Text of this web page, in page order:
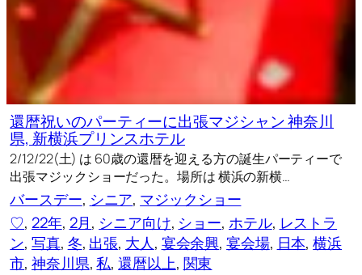
還暦祝いのパーティーに出張マジシャン 神奈川
県, 新横浜プリンスホテル
2/12/22(土) は 60歳の還暦を迎える方の誕生パーティーで
出張マジックショーだった。場所は 横浜の新横…
バースデー, シニア, マジックショー
♡, 22年, 2月, シニア向け, ショー, ホテル, レストラ
ン, 写真, 冬, 出張, 大人, 宴会余興, 宴会場, 日本, 横浜
市, 神奈川県, 私, 還暦以上, 関東